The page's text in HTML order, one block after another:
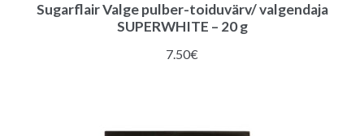
Sugarflair Valge pulber-toiduvärv/ valgendaja
SUPERWHITE – 20 g
7.50€